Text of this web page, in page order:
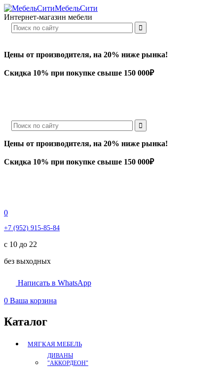
МебельСити
Интернет-магазин мебели
Цены от производителя, на 20% ниже рынка!
Скидка 10% при покупке свыше 150 000₽
Цены от производителя, на 20% ниже рынка!
Скидка 10% при покупке свыше 150 000₽
0
+7 (952) 915-85-84
с 10 до 22
без выходных
Написать в WhatsApp
0 Ваша корзина
Каталог
МЯГКАЯ МЕБЕЛЬ
ДИВАНЫ
"АККОРДЕОН"